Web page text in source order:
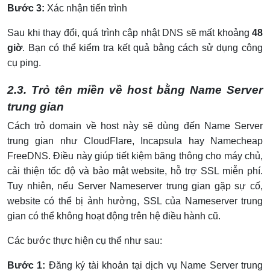
Bước 3: Xác nhận tiến trình
Sau khi thay đổi, quá trình cập nhật DNS sẽ mất khoảng 48
giờ. Bạn có thể kiểm tra kết quả bằng cách sử dụng công
cụ ping.
2.3. Trỏ tên miền về host bằng Name Server
trung gian
Cách trỏ domain về host này sẽ dùng đến Name Server
trung gian như CloudFlare, Incapsula hay Namecheap
FreeDNS. Điều này giúp tiết kiệm băng thông cho máy chủ,
cải thiện tốc độ và bảo mật website, hỗ trợ SSL miễn phí.
Tuy nhiên, nếu Server Nameserver trung gian gặp sự cố,
website có thể bị ảnh hưởng, SSL của Nameserver trung
gian có thể không hoạt động trên hệ điều hành cũ.
Các bước thực hiện cụ thể như sau:
Bước 1: Đăng ký tài khoản tại dịch vụ Name Server trung